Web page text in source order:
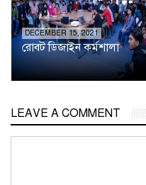
DECEMBER 15, 2021
রোবট ডিজাইন কর্মশালা
LEAVE A COMMENT